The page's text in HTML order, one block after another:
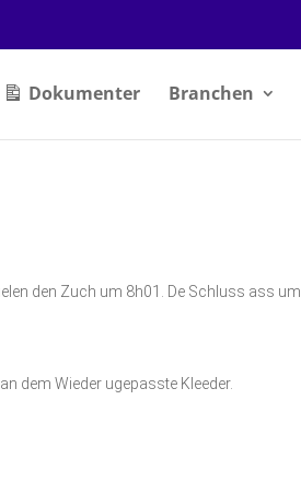
Dokumenter Branchen
den Zuch um 8h01. De Schluss ass um
dem Wieder ugepasste Kleeder.